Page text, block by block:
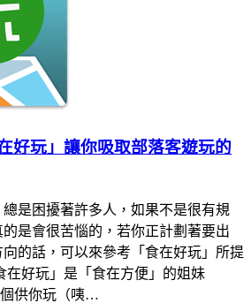
好玩」讓你吸取部落客遊玩的
是困擾著許多人，如果不是很有規
是會很苦惱的，若你正計劃著要出
的話，可以來參考「食在好玩」所提
在好玩」是「食在方便」的姐妹
供你玩（咦…